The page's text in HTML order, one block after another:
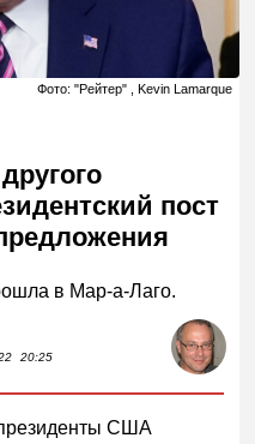
Фото: "Рейтер" , Kevin Lamarque
пост
в Мар-а-Лаго.
20:25
президенты США